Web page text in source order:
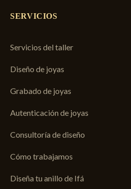
SERVICIOS
Servicios del taller
Diseño de joyas
Grabado de joyas
Autenticación de joyas
Consultoría de diseño
Cómo trabajamos
Diseña tu anillo de Ifá